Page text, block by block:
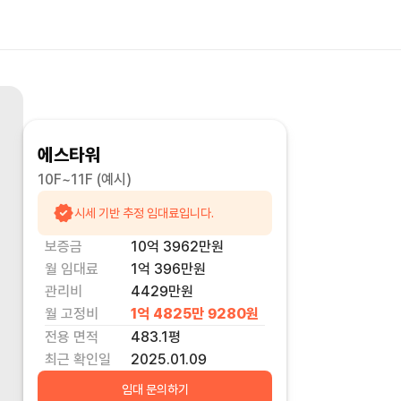
에스타워
10F~11F (예시)
시세 기반 추정 임대료입니다.
보증금 10억 3962만원
월 임대료
1억 396만원
관리비
4429만원
월 고정비
1억 4825만 9280원
전용 면적
483.1평
최근 확인일
2025.01.09
임대 문의하기